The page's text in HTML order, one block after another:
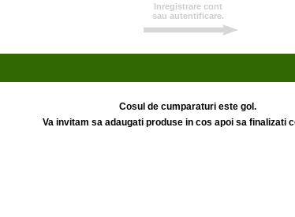
Inregistrare cont
sau autentificare.
Cosul de cumparaturi este gol.
Va invitam sa adaugati produse in cos apoi sa finalizati